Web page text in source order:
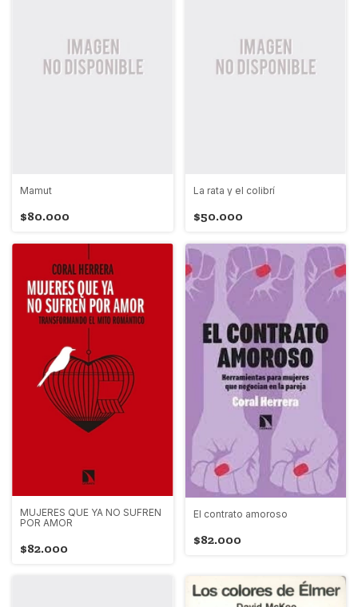
Mamut
$80.000
La rata y el colibrí
$50.000
MUJERES QUE YA NO SUFREN
POR AMOR
$82.000
El contrato amoroso
$82.000